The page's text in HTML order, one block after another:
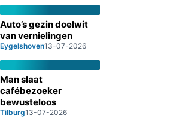
Auto’s gezin doelwit
van vernielingen
Eygelshoven13-07-2026
Man slaat
cafébezoeker
bewusteloos
Tilburg13-07-2026